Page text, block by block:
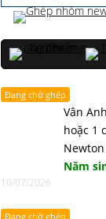
Đang chờ ghép
Vân
hoặc 1
Năm
10/07/2026
Đang chờ ghép